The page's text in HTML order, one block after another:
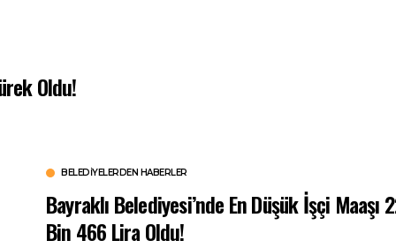
Oldu!
BELEDIYELERDEN HABERLER
Bayraklı Belediyesi’nde En Düşük İşçi Maaşı
Bin 466 Lira Oldu!